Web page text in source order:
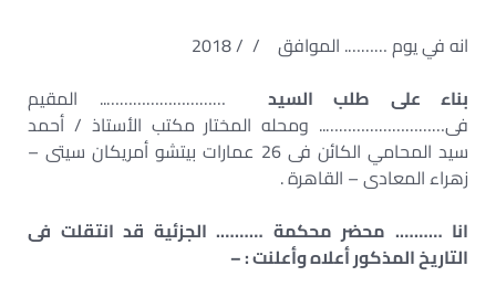
انه في يوم ………. الموافق / / 2018
بناء على طلب السيد
……………………….. المقيم
فى……………………….. ومحله المختار مكتب الأستاذ / أحمد
سيد المحامي الكائن فى 26 عمارات بيتشو أمريكان سيتى –
زهراء المعادى – القاهرة .
انا ………. محضر محكمة ………. الجزئية قد انتقلت فى
التاريخ المذكور أعلاه وأعلنت : –